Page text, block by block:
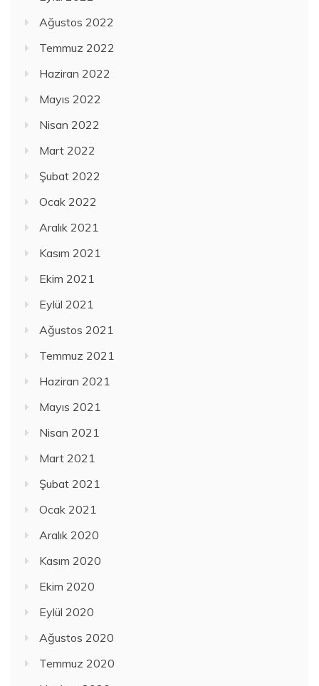
Ağustos 2022
Temmuz 2022
Haziran 2022
Mayıs 2022
Nisan 2022
Mart 2022
Şubat 2022
Ocak 2022
Aralık 2021
Kasım 2021
Ekim 2021
Eylül 2021
Ağustos 2021
Temmuz 2021
Haziran 2021
Mayıs 2021
Nisan 2021
Mart 2021
Şubat 2021
Ocak 2021
Aralık 2020
Kasım 2020
Ekim 2020
Eylül 2020
Ağustos 2020
Temmuz 2020